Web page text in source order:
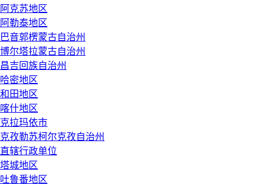
阿克苏地区
阿勒泰地区
巴音郭楞蒙古自治州
博尔塔拉蒙古自治州
昌吉回族自治州
哈密地区
和田地区
喀什地区
克拉玛依市
克孜勒苏柯尔克孜自治州
直辖行政单位
塔城地区
吐鲁番地区